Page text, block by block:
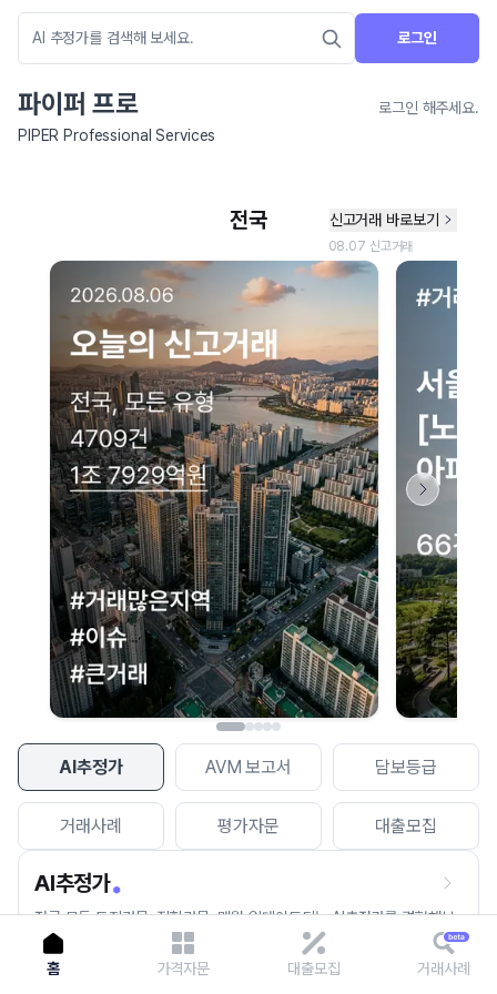
로그인
파이퍼 프로
로그인 해주세요.
PIPER Professional Services
AI추정가 AVM 보고서 담보등급
거래사례 평가자문 대출모집
AI추정가
전국 모든 토지건물, 집합건물, 매월 업데이트되는 AI추정가를 경험해보
세요.
네이버 지도 연결 안내
현재 네이버 지도 연결이 원활하지 않아 지도를 불러올 수 없습니다.
이용에 불편을 드려 죄송합니다.
다시 시도
홈 가격자문 대출모집 거래사례